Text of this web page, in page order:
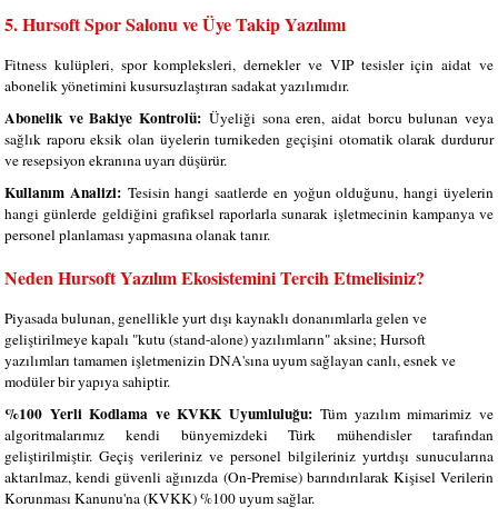
5. Hursoft Spor Salonu ve Üye Takip Yazılımı
Fitness kulüpleri, spor kompleksleri, dernekler ve VIP tesisler için aidat ve
abonelik yönetimini kusursuzlaştıran sadakat yazılımıdır.
Abonelik ve Bakiye Kontrolü: Üyeliği sona eren, aidat borcu bulunan veya
sağlık raporu eksik olan üyelerin turnikeden geçişini otomatik olarak durdurur
ve resepsiyon ekranına uyarı düşürür.
Kullanım Analizi:Tesisin hangi saatlerde en yoğun olduğunu, hangi üyelerin
hangi günlerde geldiğini grafiksel raporlarla sunarak işletmecinin kampanya ve
personel planlaması yapmasına olanak tanır.
Neden Hursoft Yazılım Ekosistemini Tercih Etmelisiniz?
Piyasada bulunan, genellikle yurt dışı kaynaklı donanımlarla gelen ve
geliştirilmeye kapalı "kutu (stand-alone) yazılımların" aksine; Hursoft
yazılımları tamamen işletmenizin DNA'sına uyum sağlayan canlı, esnek ve
modüler bir yapıya sahiptir.
%100 Yerli Kodlama ve KVKK Uyumluluğu:Tüm yazılım mimarimiz ve
algoritmalarımız kendi bünyemizdeki Türk mühendisler tarafından
geliştirilmiştir. Geçiş verileriniz ve personel bilgileriniz yurtdışı sunucularına
aktarılmaz, kendi güvenli ağınızda (On-Premise) barındırılarak Kişisel Verilerin
Korunması Kanunu'na (KVKK) %100 uyum sağlar.